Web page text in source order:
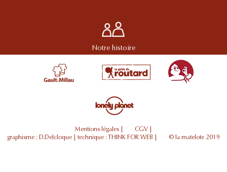
Notre histoire
Mentions légales CGV
graphisme : D.Delcloque | technique : THINK FOR WEB © la matelote 2019